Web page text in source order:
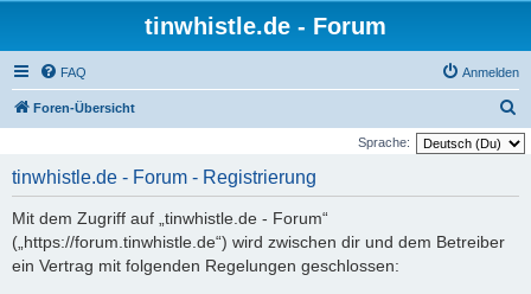
tinwhistle.de - Forum
FAQ Anmelden
Foren-Übersicht
u
Sprache:
tinwhistle.de - Forum - Registrierung
Mit dem Zugriff auf „tinwhistle.de - Forum“
(„https://forum.tinwhistle.de“) wird zwischen dir und dem Betreiber
ein Vertrag mit folgenden Regelungen geschlossen: